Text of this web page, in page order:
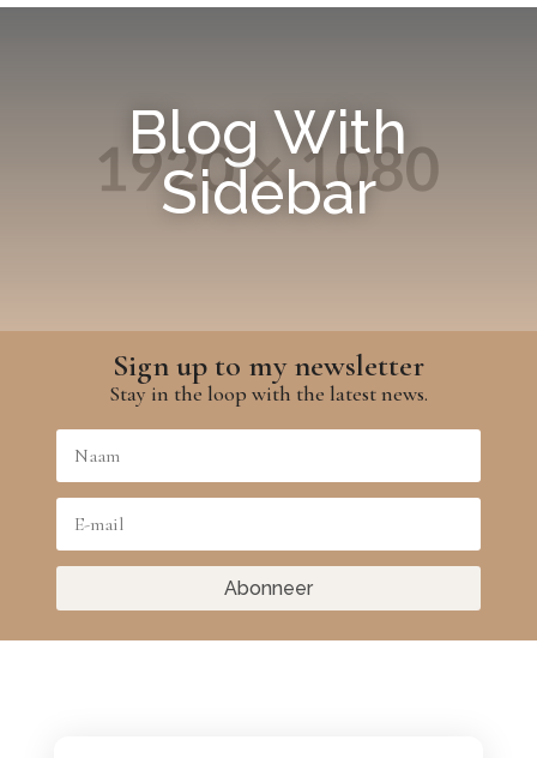
Blog With
Sidebar
Sign up to my newsletter
Stay in the loop with the latest news.
Abonneer